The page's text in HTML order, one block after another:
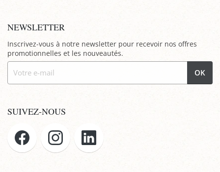
NEWSLETTER
Inscrivez-vous à notre newsletter pour recevoir nos offres
promotionnelles et les nouveautés.
OK
SUIVEZ-NOUS